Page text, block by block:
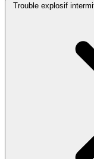
Trouble explosif